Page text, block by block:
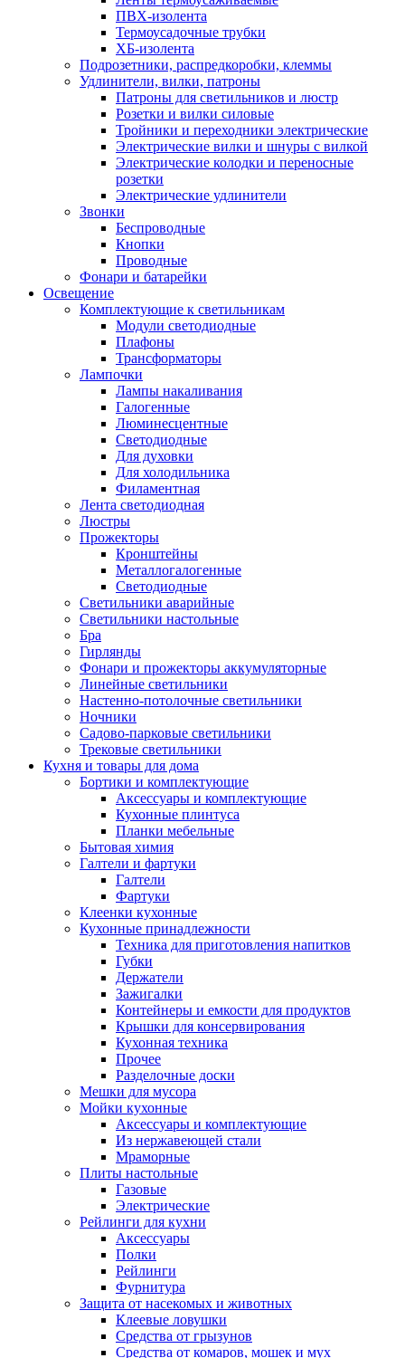
ПВХ-изолента
Термоусадочные трубки
ХБ-изолента
Подрозетники, распредкоробки, клеммы
Удлинители, вилки, патроны
Патроны для светильников и люстр
Розетки и вилки силовые
Тройники и переходники электрические
Электрические вилки и шнуры с вилкой
Электрические колодки и переносные
розетки
Электрические удлинители
Звонки
Беспроводные
Кнопки
Проводные
Фонари и батарейки
Освещение
Комплектующие к светильникам
Модули светодиодные
Плафоны
Трансформаторы
Лампочки
Лампы накаливания
Галогенные
Люминесцентные
Светодиодные
Для духовки
Для холодильника
Филаментная
Лента светодиодная
Люстры
Прожекторы
Кронштейны
Металлогалогенные
Светодиодные
Светильники аварийные
Светильники настольные
Бра
Гирлянды
Фонари и прожекторы аккумуляторные
Линейные светильники
Настенно-потолочные светильники
Ночники
Садово-парковые светильники
Трековые светильники
Кухня и товары для дома
Бортики и комплектующие
Аксессуары и комплектующие
Кухонные плинтуса
Планки мебельные
Бытовая химия
Галтели и фартуки
Галтели
Фартуки
Клеенки кухонные
Кухонные принадлежности
Техника для приготовления напитков
Губки
Держатели
Зажигалки
Контейнеры и емкости для продуктов
Крышки для консервирования
Кухонная техника
Прочее
Разделочные доски
Мешки для мусора
Мойки кухонные
Аксессуары и комплектующие
Из нержавеющей стали
Мраморные
Плиты настольные
Газовые
Электрические
Рейлинги для кухни
Аксессуары
Полки
Рейлинги
Фурнитура
Защита от насекомых и животных
Клеевые ловушки
Средства от грызунов
Средства от комаров, мошек и мух